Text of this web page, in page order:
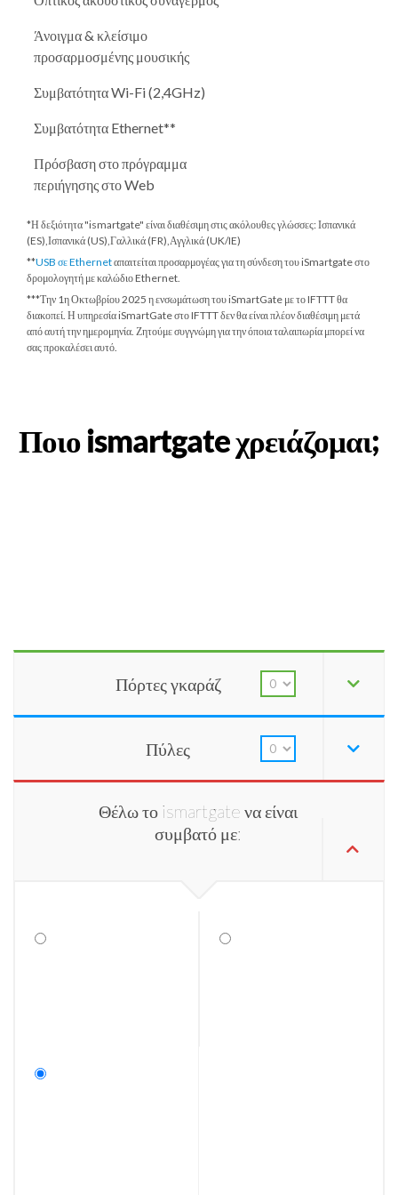
Άνοιγμα & κλείσιμο
προσαρμοσμένης μουσικής
Συμβατότητα Wi-Fi (2,4GHz)
Συμβατότητα Ethernet**
Πρόσβαση στο πρόγραμμα
περιήγησης στο Web
*Η δεξιότητα "ismartgate" είναι διαθέσιμη στις ακόλουθες γλώσσες: Ισπανικά
(ES),Ισπανικά (US),Γαλλικά (FR),Αγγλικά (UK/IE)
**USB σε Ethernetαπαιτείται προσαρμογέας για τη σύνδεση του iSmartgate στο
δρομολογητή με καλώδιο Ethernet.
***Την 1η Οκτωβρίου 2025 η ενσωμάτωση του iSmartGate με το IFTTT θα
διακοπεί. Η υπηρεσία iSmartGate στο IFTTT δεν θα είναι πλέον διαθέσιμη μετά
από αυτή την ημερομηνία. Ζητούμε συγγνώμη για την όποια ταλαιπωρία μπορεί να
σας προκαλέσει αυτό.
Ποιο ismartgate χρειάζομαι;
Πόρτες γκαράζ
Πύλες
Θέλω το ismartgate να είναι
συμβατό με: